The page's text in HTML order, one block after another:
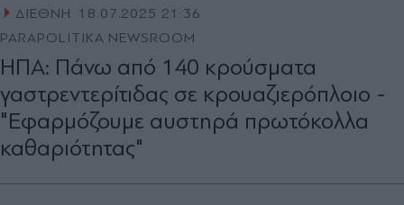
ΔΙΕΘΝΗ
18.07.2025 21:36
PARAPOLITIKA NEWSROOM
ΗΠΑ: Πάνω από 140 κρούσματα
γαστρεντερίτιδας σε κρουαζιερόπλοιο -
"Εφαρμόζουμε αυστηρά πρωτόκολλα
καθαριότητας"